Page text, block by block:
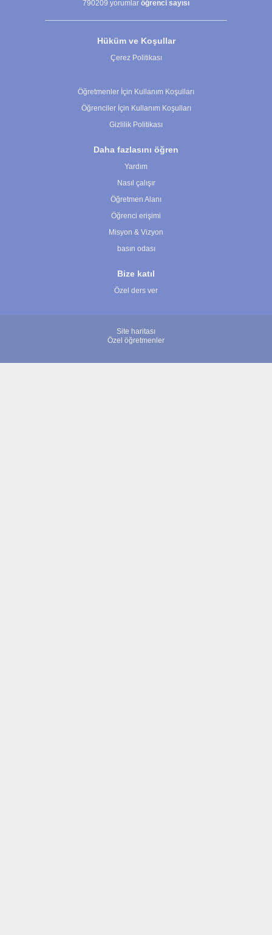
790209 yorumlar öğrenci sayısı
Hüküm ve Koşullar
Çerez Politikası
Öğretmenler İçin Kullanım Koşulları
Öğrenciler İçin Kullanım Koşulları
Gizlilik Politikası
Daha fazlasını öğren
Yardım
Nasıl çalışır
Öğretmen Alanı
Öğrenci erişimi
Misyon & Vizyon
basın odası
Bize katıl
Özel ders ver
Site haritası
Özel öğretmenler